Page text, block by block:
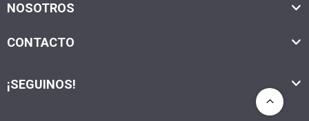
NOSOTROS
CONTACTO
¡SEGUINOS!